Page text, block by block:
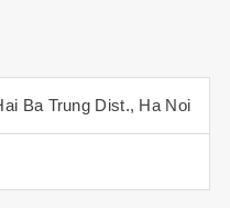
Ba Trung Dist., Ha Noi